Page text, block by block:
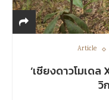
Article
‘เชียงดาวโมเด
วิ